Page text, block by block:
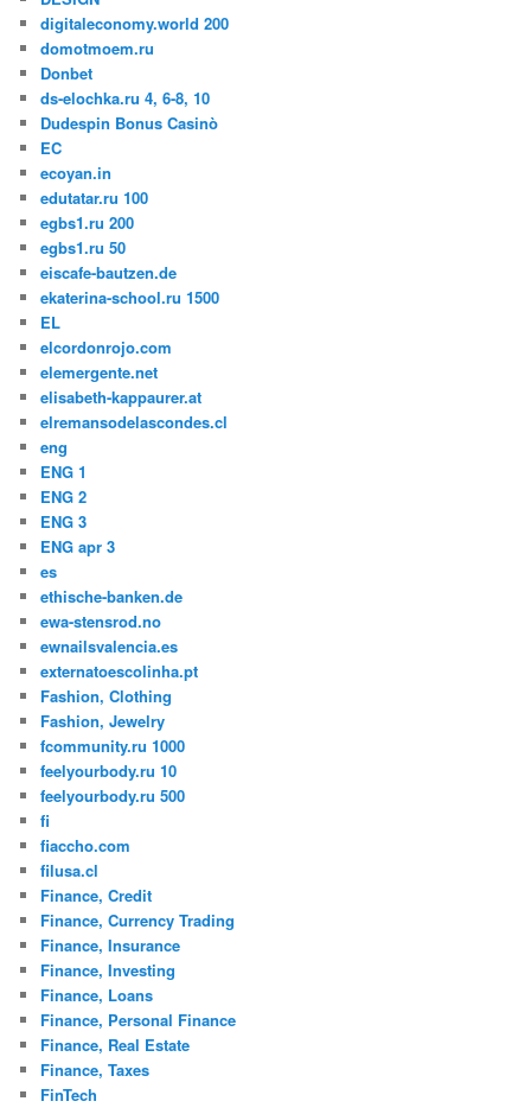
digitaleconomy.world 200
domotmoem.ru
Donbet
ds-elochka.ru 4, 6-8, 10
Dudespin Bonus Casinò
EC
ecoyan.in
edutatar.ru 100
egbs1.ru 200
egbs1.ru 50
eiscafe-bautzen.de
ekaterina-school.ru 1500
EL
elcordonrojo.com
elemergente.net
elisabeth-kappaurer.at
elremansodelascondes.cl
eng
ENG 1
ENG 2
ENG 3
ENG apr 3
es
ethische-banken.de
ewa-stensrod.no
ewnailsvalencia.es
externatoescolinha.pt
Fashion, Clothing
Fashion, Jewelry
fcommunity.ru 1000
feelyourbody.ru 10
feelyourbody.ru 500
fi
fiaccho.com
filusa.cl
Finance, Credit
Finance, Currency Trading
Finance, Insurance
Finance, Investing
Finance, Loans
Finance, Personal Finance
Finance, Real Estate
Finance, Taxes
FinTech